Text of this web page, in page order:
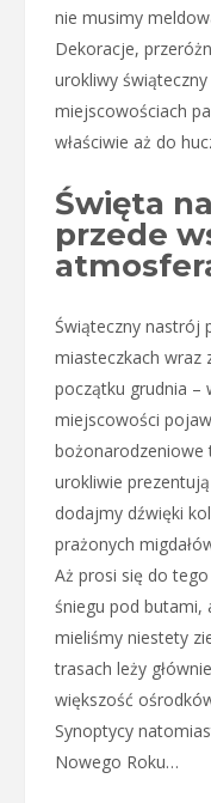
nie musimy
Dekoracje,
urokliwy
miejscowościach
właściwie aż do
Święta
przede
Świąteczny nastrój
miasteczkach wraz
początku grudnia –
miejscowości
bożonarodzeniowe
urokliwie
dodajmy dźwięki
prażonych
Aż prosi się do
śniegu pod butami,
mieliśmy niestety
trasach leży
większość
Synoptycy
Nowego Roku…